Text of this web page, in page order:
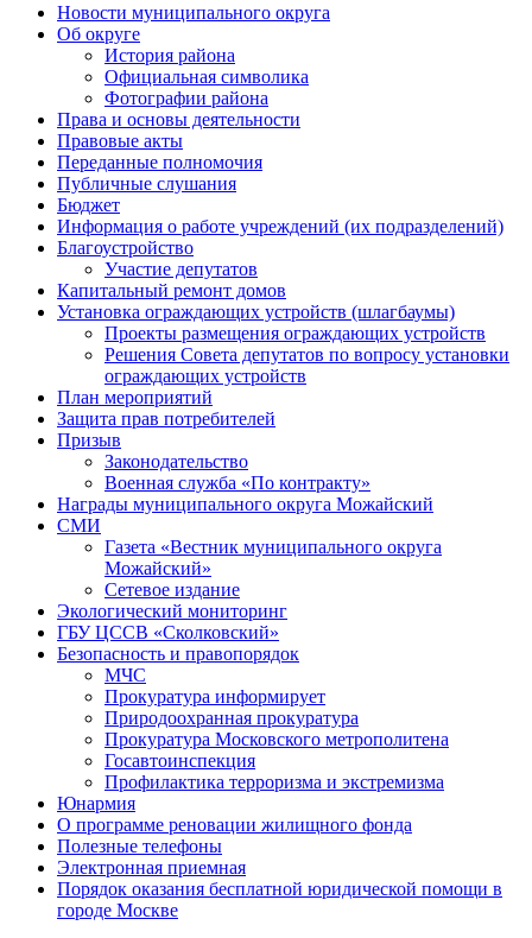
Новости муниципального округа
Об округе
История района
Официальная символика
Фотографии района
Права и основы деятельности
Правовые акты
Переданные полномочия
Публичные слушания
Бюджет
Информация о работе учреждений (их подразделений)
Благоустройство
Участие депутатов
Капитальный ремонт домов
Установка ограждающих устройств (шлагбаумы)
Проекты размещения ограждающих устройств
Решения Совета депутатов по вопросу установки
ограждающих устройств
План мероприятий
Защита прав потребителей
Призыв
Законодательство
Военная служба «По контракту»
Награды муниципального округа Можайский
СМИ
Газета «Вестник муниципального округа
Можайский»
Сетевое издание
Экологический мониторинг
ГБУ ЦССВ «Сколковский»
Безопасность и правопорядок
МЧС
Прокуратура информирует
Природоохранная прокуратура
Прокуратура Московского метрополитена
Госавтоинспекция
Профилактика терроризма и экстремизма
Юнармия
О программе реновации жилищного фонда
Полезные телефоны
Электронная приемная
Порядок оказания бесплатной юридической помощи в
городе Москве